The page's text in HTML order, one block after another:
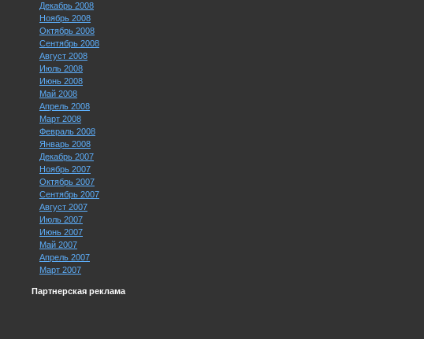
Декабрь 2008
Ноябрь 2008
Октябрь 2008
Сентябрь 2008
Август 2008
Июль 2008
Июнь 2008
Май 2008
Апрель 2008
Март 2008
Февраль 2008
Январь 2008
Декабрь 2007
Ноябрь 2007
Октябрь 2007
Сентябрь 2007
Август 2007
Июль 2007
Июнь 2007
Май 2007
Апрель 2007
Март 2007
Партнерская реклама